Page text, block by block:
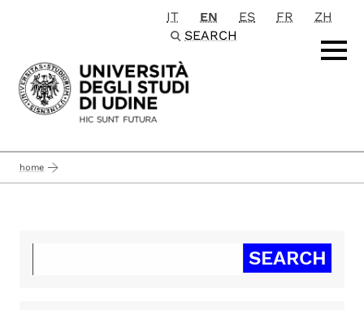
Passa al contenuto principale
IT EN ES FR
ZH
SEARCH
home